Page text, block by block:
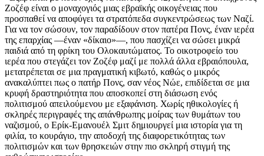
Ζοζέφ είναι ο μοναχογιός μιας εβραϊκής οικογένειας που
προσπαθεί να αποφύγει τα στρατόπεδα συγκεντρώσεως των Ναζί.
Για να τον σώσουν, τον παραδίδουν στον πατέρα Πονς, έναν ιερέα
της επαρχίας —έναν «δίκαιο»—, που πασχίζει να σώσει μικρά
παιδιά από τη φρίκη του Ολοκαυτώματος. Το οικοτροφείο του
ιερέα που στεγάζει τον Ζοζέφ μαζί με πολλά άλλα εβραιόπουλα,
μετατρέπεται σε μια πραγματική κιβωτό, καθώς ο μικρός
ανακαλύπτει πως ο πατήρ Πονς, σαν νέος Νώε, επιδίδεται σε μια
κρυφή δραστηριότητα που αποσκοπεί στη διάσωση ενός
πολιτισμού απειλούμενου με εξαφάνιση. Χωρίς ηθικολογίες ή
σκληρές περιγραφές της απάνθρωπης μοίρας των θυμάτων του
ναζισμού, ο Ερίκ-Εμανουέλ Σμιτ δημιουργεί μια ιστορία για τη
φιλία, το κουράγιο, την αποδοχή της διαφορετικότητας των
πολιτισμών και των θρησκειών στην πιο σκληρή στιγμή της